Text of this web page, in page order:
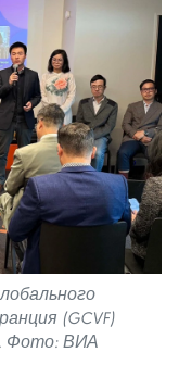
(GCVF)
Фото: ВИА